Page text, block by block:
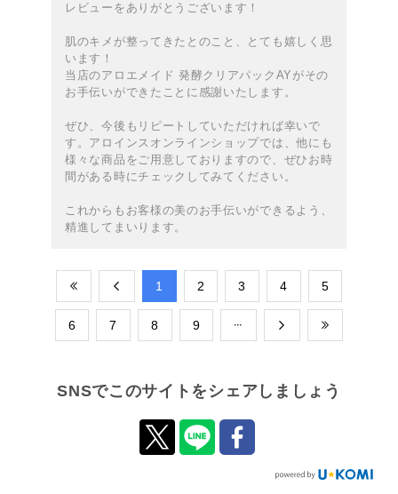
レビューをありがとうございます！
肌のキメが整ってきたとのこと、とても嬉しく思
います！
当店のアロエメイド 発酵クリアパックAYがその
お手伝いができたことに感謝いたします。
ぜひ、今後もリピートしていただければ幸いで
す。アロインスオンラインショップでは、他にも
様々な商品をご用意しておりますので、ぜひお時
間がある時にチェックしてみてください。
これからもお客様の美のお手伝いができるよう、
精進してまいります。
​1 ​2 ​3 ​4 ​5
​6 ​7 ​8 ​9
SNSでこのサイトをシェアしましょう